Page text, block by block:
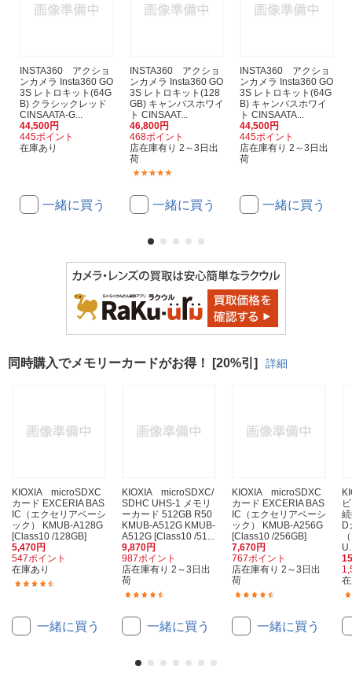
INSTA360 アクショ
ンカメラ Insta360 GO
3S レトロキット(64G
B) クラシックレッド
CINSAATA-G...
44,500円
445ポイント
在庫あり
一緒に買う
INSTA360 アクショ
ンカメラ Insta360 GO
3S レトロキット(128
GB) キャンバスホワイ
ト CINSAAT...
46,800円
468ポイント
店在庫有り 2～3日出
荷
一緒に買う
INSTA360 アクショ
ンカメラ Insta360 GO
3S レトロキット(64G
B) キャンバスホワイ
ト CINSAATA...
44,500円
445ポイント
店在庫有り 2～3日出
荷
一緒に買う
同時購入でメモリーカードがお得！ [20%引] 詳細
KIOXIA microSDXC
カード EXCERIA BAS
IC（エクセリアベーシ
ック） KMUB-A128G
[Class10 /128GB]
5,470円
547ポイント
在庫あり
一緒に買う
KIOXIA microSDXC/
SDHC UHS-1 メモリ
ーカード 512GB R50
KMUB-A512G KMUB-
A512G [Class10 /51...
9,870円
987ポイント
店在庫有り 2～3日出
荷
一緒に買う
KIOXIA microSDXC
カード EXCERIA BAS
IC（エクセリアベーシ
ック） KMUB-A256G
[Class10 /256GB]
7,670円
767ポイント
店在庫有り 2～3日出
荷
一緒に買う
D